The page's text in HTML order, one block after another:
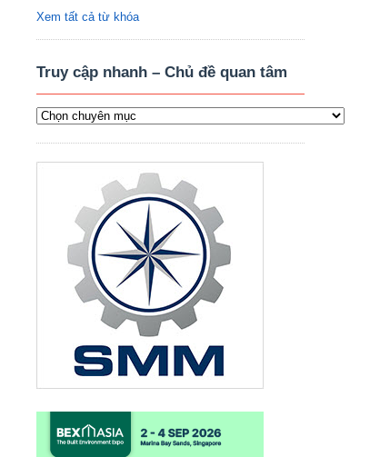
Xem tất cả từ khóa
Truy cập nhanh – Chủ đề quan tâm